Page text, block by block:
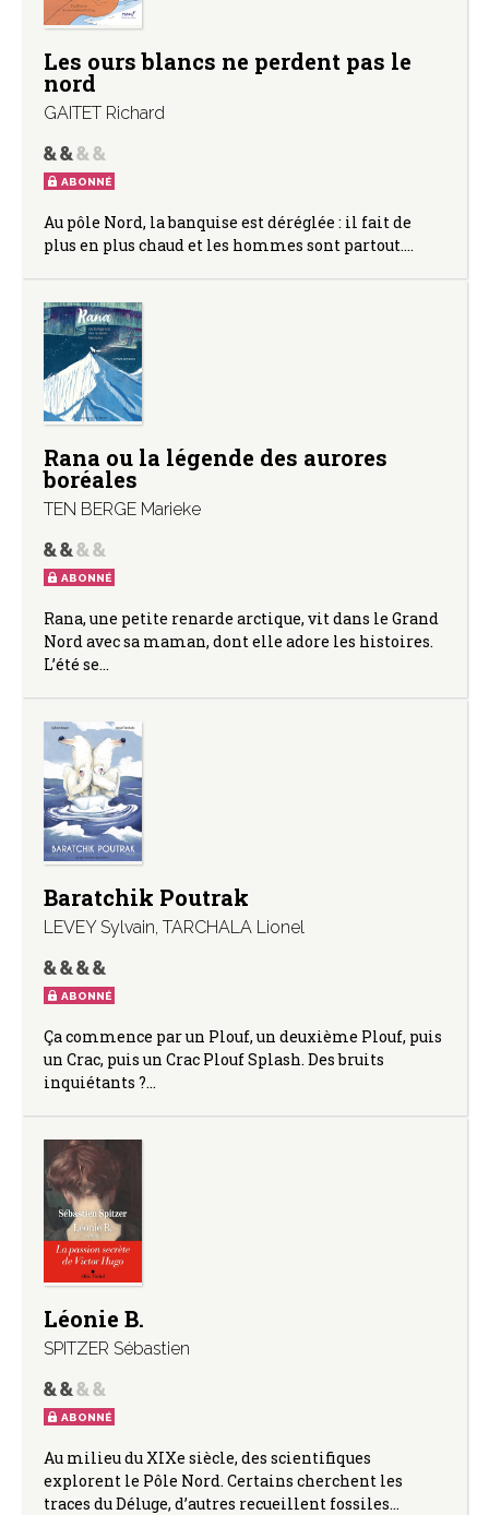
Les ours blancs ne perdent pas le
nord
GAITET Richard
ABONNÉ
Au pôle Nord, la banquise est déréglée : il fait de
plus en plus chaud et les hommes sont partout.…
Rana ou la légende des aurores
boréales
TEN BERGE Marieke
ABONNÉ
Rana, une petite renarde arctique, vit dans le Grand
Nord avec sa maman, dont elle adore les histoires.
L’été se…
Baratchik Poutrak
LEVEY Sylvain, TARCHALA Lionel
ABONNÉ
Ça commence par un Plouf, un deuxième Plouf, puis
un Crac, puis un Crac Plouf Splash. Des bruits
inquiétants ?…
Léonie B.
SPITZER Sébastien
ABONNÉ
Au milieu du XIXe siècle, des scientifiques
explorent le Pôle Nord. Certains cherchent les
traces du Déluge, d’autres recueillent fossiles…